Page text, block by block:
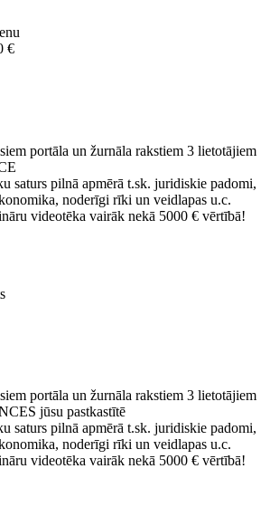
€
portāla un žurnāla rakstiem 3 lietotājiem
saturs pilnā apmērā t.sk. juridiskie padomi,
noderīgi rīki un veidlapas u.c.
videotēka vairāk nekā 5000 € vērtībā!
portāla un žurnāla rakstiem 3 lietotājiem
jūsu pastkastītē
saturs pilnā apmērā t.sk. juridiskie padomi,
noderīgi rīki un veidlapas u.c.
videotēka vairāk nekā 5000 € vērtībā!